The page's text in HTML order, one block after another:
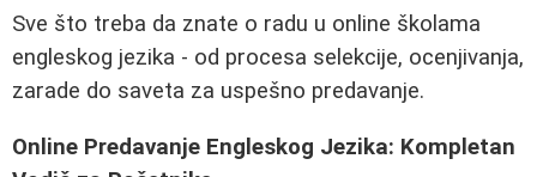
Sve što treba da znate o radu u online školama
engleskog jezika - od procesa selekcije, ocenjivanja,
zarade do saveta za uspešno predavanje.
Online Predavanje Engleskog Jezika: Kompletan